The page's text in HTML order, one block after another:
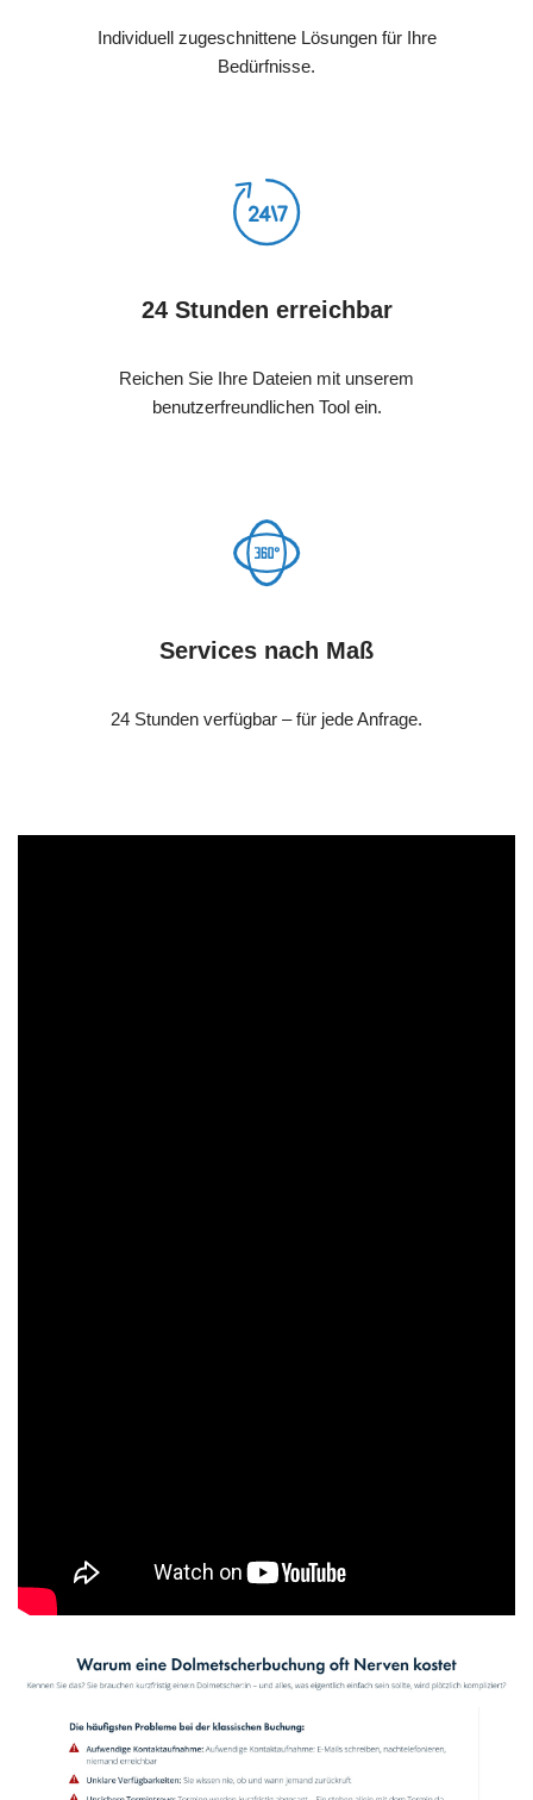
Individuell zugeschnittene Lösungen für Ihre
Bedürfnisse.
24 Stunden erreichbar
Reichen Sie Ihre Dateien mit unserem
benutzerfreundlichen Tool ein.
Services nach Maß
24 Stunden verfügbar – für jede Anfrage.